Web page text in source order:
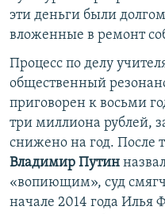
эти деньги были
вложенные в ремонт
Процесс по делу
общественный
приговорен к восьми
три миллиона рублей,
снижено на год. После
Владимир Путин
«вопиющим», суд
начале 2014 года Илья